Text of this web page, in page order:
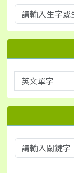
英文單字